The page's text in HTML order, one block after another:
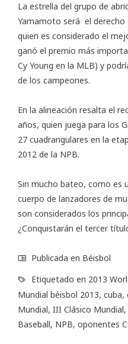
La estrella del grupo de
Yamamoto será el derecho
quien es considerado el
ganó el premio más
Cy Young en la MLB) y
de los campeones.
En la alineación resalta el
años, quien juega para los
27 cuadrangulares en la
2012 de la NPB.
Sin mucho bateo, como es
cuerpo de lanzadores de
son considerados los
¿Conquistarán el tercer
Publicada en Béisbol
Etiquetado en 2013
Mundial béisbol 2013, cuba,
Mundial, III Clásico Mundial,
Baseball, NPB, oponentes